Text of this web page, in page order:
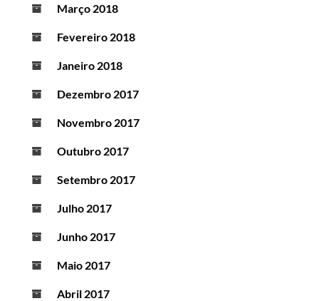
Março 2018
Fevereiro 2018
Janeiro 2018
Dezembro 2017
Novembro 2017
Outubro 2017
Setembro 2017
Julho 2017
Junho 2017
Maio 2017
Abril 2017